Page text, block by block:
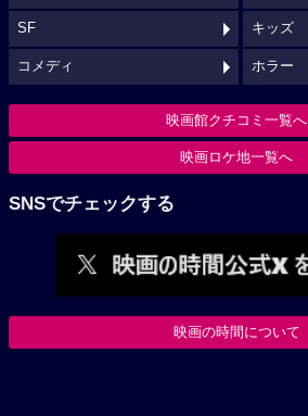
SF キッズ
コメディ ホラー
映画館クチコミ一覧へ
映画ロケ地一覧へ
SNSでチェックする
映画の時間について